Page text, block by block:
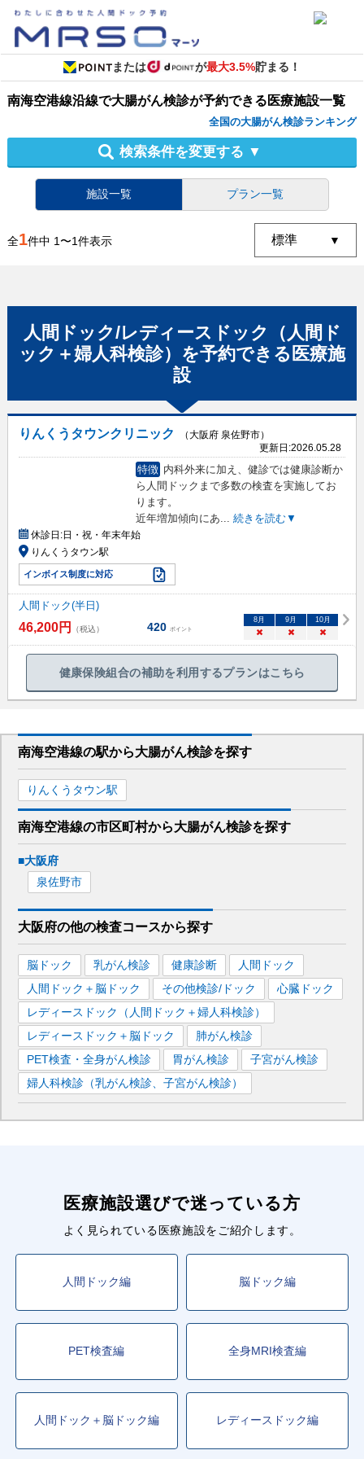
または が最大3.5%貯まる！
南海空港線沿線で大腸がん検診が予約できる医療施設一覧
全国の大腸がん検診ランキング
検索条件を変更する ▼
施設一覧 プラン一覧
全1件中 1〜1件表示
人間ドック/レディースドック（人間ド
ック＋婦人科検診） を予約できる 医療施
設
りんくうタウンクリニック
（大阪府 泉佐野市）
更新日:2026.05.28
特徴 内科外来に加え、健診では健康診断か
ら人間ドックまで多数の検査を実施してお
ります。
近年増加傾向にあ... 続きを読む▼
休診日:日・祝・年末年始
りんくうタウン駅
インボイス制度に対応
人間ドック(半日)
46,200円 （税込） 420 ポイント
8月 9月 10月
× × ×
健康保険組合の補助を利用するプランはこちら
南海空港線の駅から大腸がん検診を探す
りんくうタウン駅
南海空港線の市区町村から大腸がん検診を探す
■大阪府
泉佐野市
大阪府の他の検査コースから探す
脳ドック 乳がん検診 健康診断
人間ドック
人間ドック＋脳ドック
その他検診/ドック
心臓ドック
レディースドック（人間ドック＋婦人科検診）
レディースドック＋脳ドック
肺がん検診
PET検査・全身がん検診
胃がん検診
子宮がん検診
婦人科検診（乳がん検診、子宮がん検診）
医療施設選びで迷っている方
よく見られている医療施設をご紹介します。
人間ドック編 脳ドック編
PET検査編 全身MRI検査編
人間ドック＋脳ドック編 レディースドック編